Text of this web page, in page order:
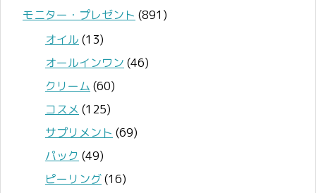
モニター・プレゼント (891)
オイル (13)
オールインワン (46)
クリーム (60)
コスメ (125)
サプリメント (69)
パック (49)
ピーリング(16)